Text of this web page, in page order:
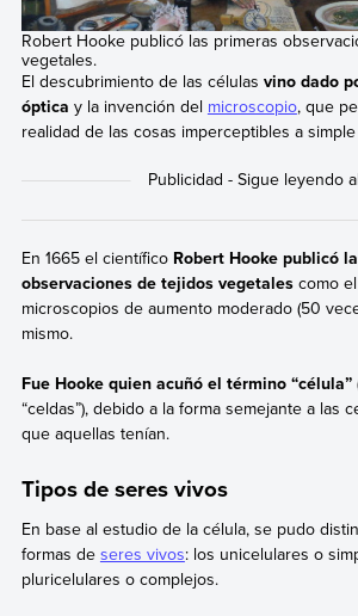
Robert Hooke publicó las primeras
vegetales.
El descubrimiento de las células vino dado
óptica y la invención del microscopio, que
realidad de las cosas imperceptibles a
En 1665 el científico Robert Hooke publicó
observaciones de tejidos vegetalescomo el
microscopios de aumento moderado (50
mismo.
Fue Hooke quien acuñó el término “célula”
“celdas”), debido a la forma semejante a las
que aquellas tenían.
Tipos de seres vivos
En base al estudio de la célula, se pudo
formas de seres vivos: los unicelulares o
pluricelulares o complejos.